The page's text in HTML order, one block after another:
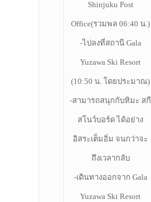
Shinjuku Post
Office(รวมพล 06:40 น.)
-ไปลงที่สถานี Gala
Yuzawa Ski Resort
(10:50 น. โดยประมาณ)
-สามารถสนุกกับหิมะ สกี
สโนว์บอร์ด ได้อย่าง
อิสระเต็มอิ่ม จนกว่าจะ
ถึงเวลากลับ
-เดินทางออกจาก Gala
Yuzawa Ski Resort